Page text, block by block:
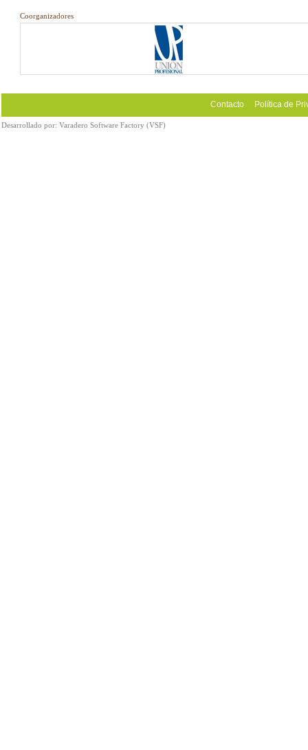
Coorganizadores
Contacto Política de
Desarrollado por: Varadero Software Factory (VSF)